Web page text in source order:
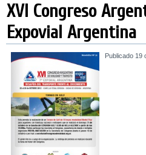
XVI Congreso
Expovial Argentina
Publicado 19